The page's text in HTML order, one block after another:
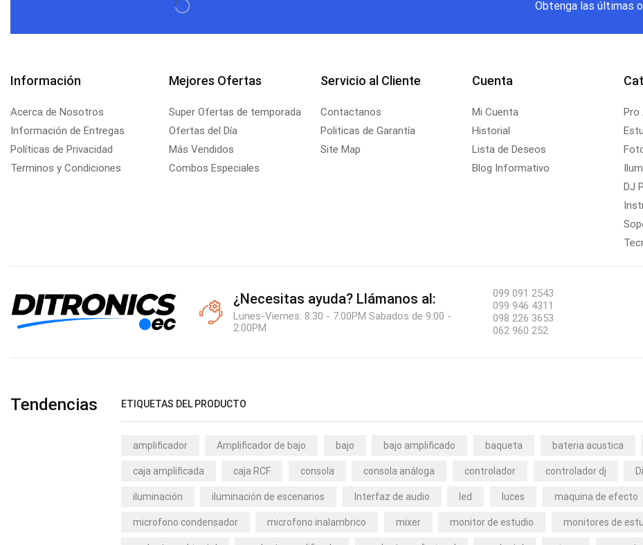
Obtenga las últimas
Información
Acerca de Nosotros
Información de Entregas
Políticas de Privacidad
Terminos y Condiciones
Mejores Ofertas
Super Ofertas de temporada
Ofertas del Día
Más Vendidos
Combos Especiales
Servicio al Cliente
Contactanos
Politicas de Garantía
Site Map
Cuenta
Mi Cuenta
Historial
Lista de Deseos
Blog Informativo
Pro
DJ
¿Necesitas ayuda? Llámanos al:
Lunes-Viernes: 8:30 - 7:00PM Sabados de 9:00 -
2:00PM
099 091 2543
099 946 4311
098 226 3653
062 960 252
Tendencias ETIQUETAS DEL PRODUCTO
amplificador Amplificador de bajo bajo bajo amplificado baqueta bateria acustica
caja amplificada caja RCF consola consola análoga controlador controlador dj
iluminación iluminación de escenarios Interfaz de audio led luces maquina de efecto
microfono condensador microfono inalambrico mixer monitor de estudio monitores de